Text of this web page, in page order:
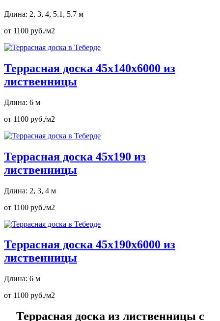
Длина: 2, 3, 4, 5.1, 5.7 м
от 1100 руб./м2
Террасная доска 45х140х6000 из
лиственницы
Длина: 6 м
от 1100 руб./м2
Террасная доска 45х190 из
лиственницы
Длина: 2, 3, 4 м
от 1100 руб./м2
Террасная доска 45х190х6000 из
лиственницы
Длина: 6 м
от 1100 руб./м2
Террасная доска из лиственницы с